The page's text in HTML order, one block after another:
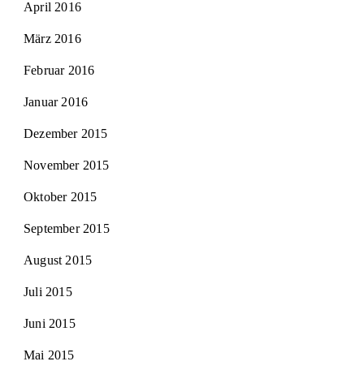
April 2016
März 2016
Februar 2016
Januar 2016
Dezember 2015
November 2015
Oktober 2015
September 2015
August 2015
Juli 2015
Juni 2015
Mai 2015